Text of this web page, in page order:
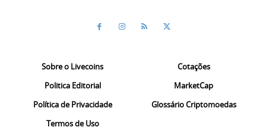
Sobre o Livecoins
Politica Editorial
Política de Privacidade
Termos de Uso
Cotações
MarketCap
Glossário Criptomoedas